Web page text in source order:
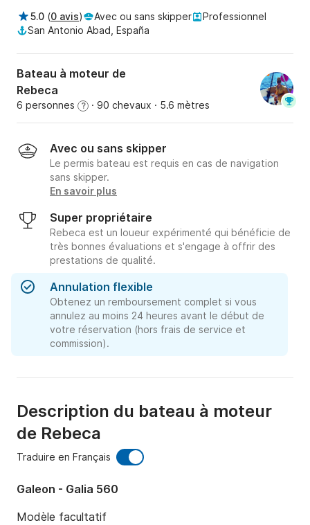
5.0 (0 avis) Avec ou sans skipper
Professionnel
San Antonio Abad, España
Bateau à moteur de
Rebeca
6 personnes ? · 90 chevaux · 5.6 mètres
Avec ou sans skipper
Le permis bateau est requis en cas de navigation
sans skipper.
En savoir plus
Super propriétaire
Rebeca est un loueur expérimenté qui bénéficie de
très bonnes évaluations et s'engage à offrir des
prestations de qualité.
Annulation flexible
Obtenez un remboursement complet si vous
annulez au moins 24 heures avant le début de
votre réservation (hors frais de service et
commission).
Description du bateau à moteur
de Rebeca
Traduire en Français
Galeon - Galia 560
Modèle facultatif